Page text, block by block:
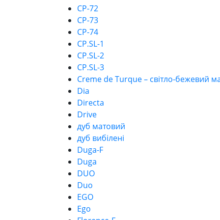
CP-72
CP-73
CP-74
CP.SL-1
CP.SL-2
CP.SL-3
Creme de Turque – світло-бежевий
Dia
Directa
Drive
дуб матовий
дуб вибілені
Duga-F
Duga
DUO
Duo
EGO
Ego